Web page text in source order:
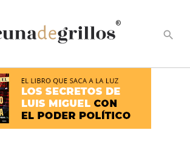
®
search